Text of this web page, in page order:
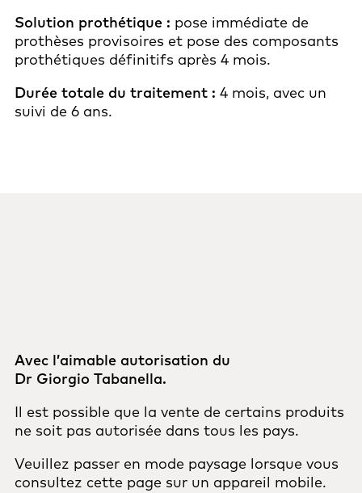
Solution prothétique : pose immédiate de
prothèses provisoires et pose des composants
prothétiques définitifs après 4 mois.
Durée totale du traitement : 4 mois, avec un
suivi de 6 ans.
Avec l’aimable autorisation du
Dr Giorgio Tabanella.
Il est possible que la vente de certains produits
ne soit pas autorisée dans tous les pays.
Veuillez passer en mode paysage lorsque vous
consultez cette page sur un appareil mobile.